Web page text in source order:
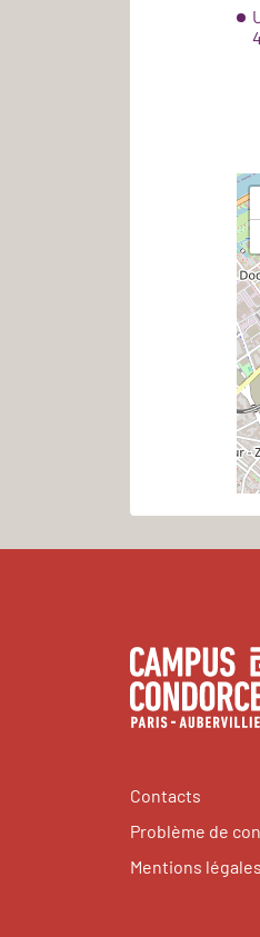
Contacts
Problème de
Mentions légales